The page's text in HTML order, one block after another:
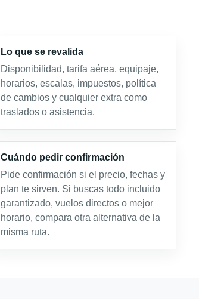
Lo que se revalida
Disponibilidad, tarifa aérea, equipaje,
horarios, escalas, impuestos, política
de cambios y cualquier extra como
traslados o asistencia.
Cuándo pedir confirmación
Pide confirmación si el precio, fechas y
plan te sirven. Si buscas todo incluido
garantizado, vuelos directos o mejor
horario, compara otra alternativa de la
misma ruta.